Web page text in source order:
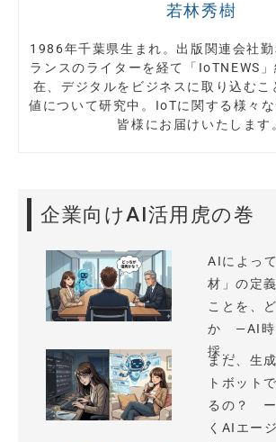
若林秀樹
1986年千葉県生まれ。出版関連会社
ランスのライターを経て「IoTNEWS
在、デジタルをビジネスに取り込むこ
値について研究中。IoTに関する様々な
皆様にお届けいたします
企業向けAI活用虎の巻
AIによっ
材」の定
ことを、
か —AI時
採...
まだ、生
トボット
るの？ ー
くAIエー